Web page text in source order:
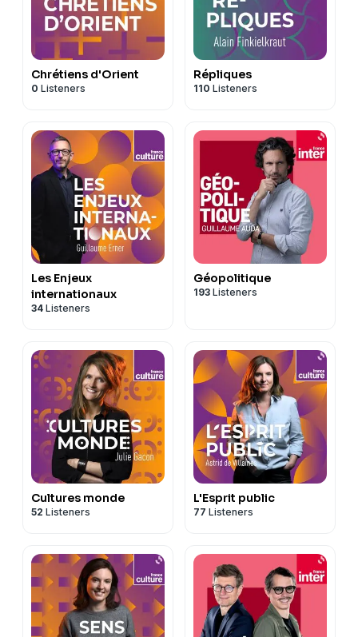
Chrétiens d'Orient
0 Listeners
Répliques
110 Listeners
Les Enjeux
internationaux
34 Listeners
Géopolitique
193 Listeners
Cultures monde
52 Listeners
L'Esprit public
77 Listeners